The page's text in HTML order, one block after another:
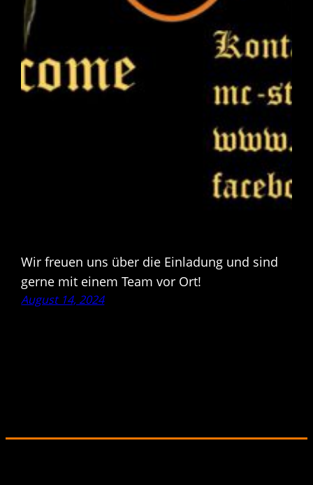
Wir freuen uns über die Einladung und sind
gerne mit einem Team vor Ort!
August 14, 2024